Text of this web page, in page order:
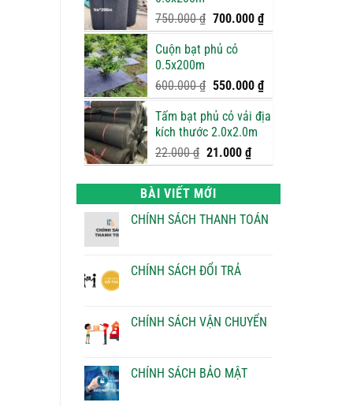
900.000 ₫.
750.000₫ Giá
gốc
là:
700.000 ₫Giá
hiện
700.000 ₫.
Cuộn bạt phủ cỏ
0.5x200m
600.000₫ Giá
gốc
là:
600.000 ₫.
550.000 ₫Giá
hiện
tại
Tấm bạt phủ cỏ vải địa
kích thước 2.0x2.0m
22.000₫ Giá
gốc
là:
22.000 ₫.
21.000 ₫Giá
hiện
tại
là:
21.000 ₫.
BÀI VIẾT MỚI
CHÍNH SÁCH THANH TOÁN
luận
ở
TOÁN
CHÍNH SÁCH ĐỔI TRẢ
luận
ở
TRẢ
CHÍNH SÁCH VẬN CHUYỂN
luận
ởCHÍNH SÁCH BẢO MẬT